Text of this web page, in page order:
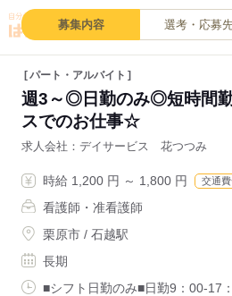
募集内容 選考・応募
パート・アルバイト
週3～◎日勤のみ◎短時間
スでのお仕事☆
求人会社 デイサービス 花つつみ
時給 1,200 円 ～ 1,800 円 交通
看護師・准看護師
栗原市 / 石越駅
長期
■シフト日勤のみ■日勤9：00-17